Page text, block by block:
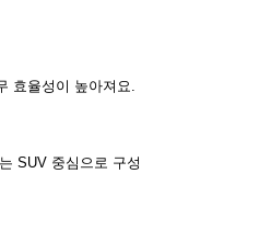
효율성이 높아져요.
SUV 중심으로 구성